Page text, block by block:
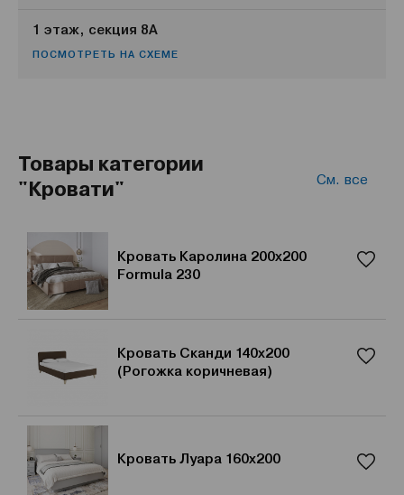
1 этаж, секция 8А
ПОСМОТРЕТЬ НА СХЕМЕ
Товары категории
"Кровати"
См. все
Кровать Каролина 200x200
Formula 230
Кровать Сканди 140х200
(Рогожка коричневая)
Кровать Луара 160x200